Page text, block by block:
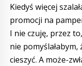
Kiedyś więcej
promocji na
I nie czuję, przez
nie
cieszyć. A może-